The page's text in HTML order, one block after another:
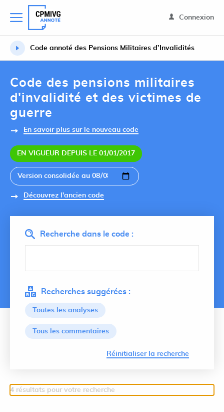
Connexion
Code annoté des Pensions Militaires d’Invalidités
Code des pensions militaires
d'invalidité et des victimes de
guerre
En savoir plus sur le nouveau code
EN VIGUEUR DEPUIS LE 01/01/2017
Découvrez l'ancien code
Recherche dans le code :
Recherches suggérées :
Toutes les analyses
Tous les commentaires
Réinitialiser la recherche
4 résultats pour votre recherche